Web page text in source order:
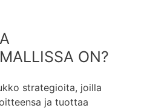
ON?
strategioita, joilla
ja tuottaa